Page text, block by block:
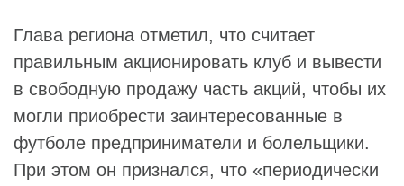
Глава региона отметил, что считает
правильным акционировать клуб и вывести
в свободную продажу часть акций, чтобы их
могли приобрести заинтересованные в
футболе предприниматели и болельщики.
При этом он признался, что «периодически